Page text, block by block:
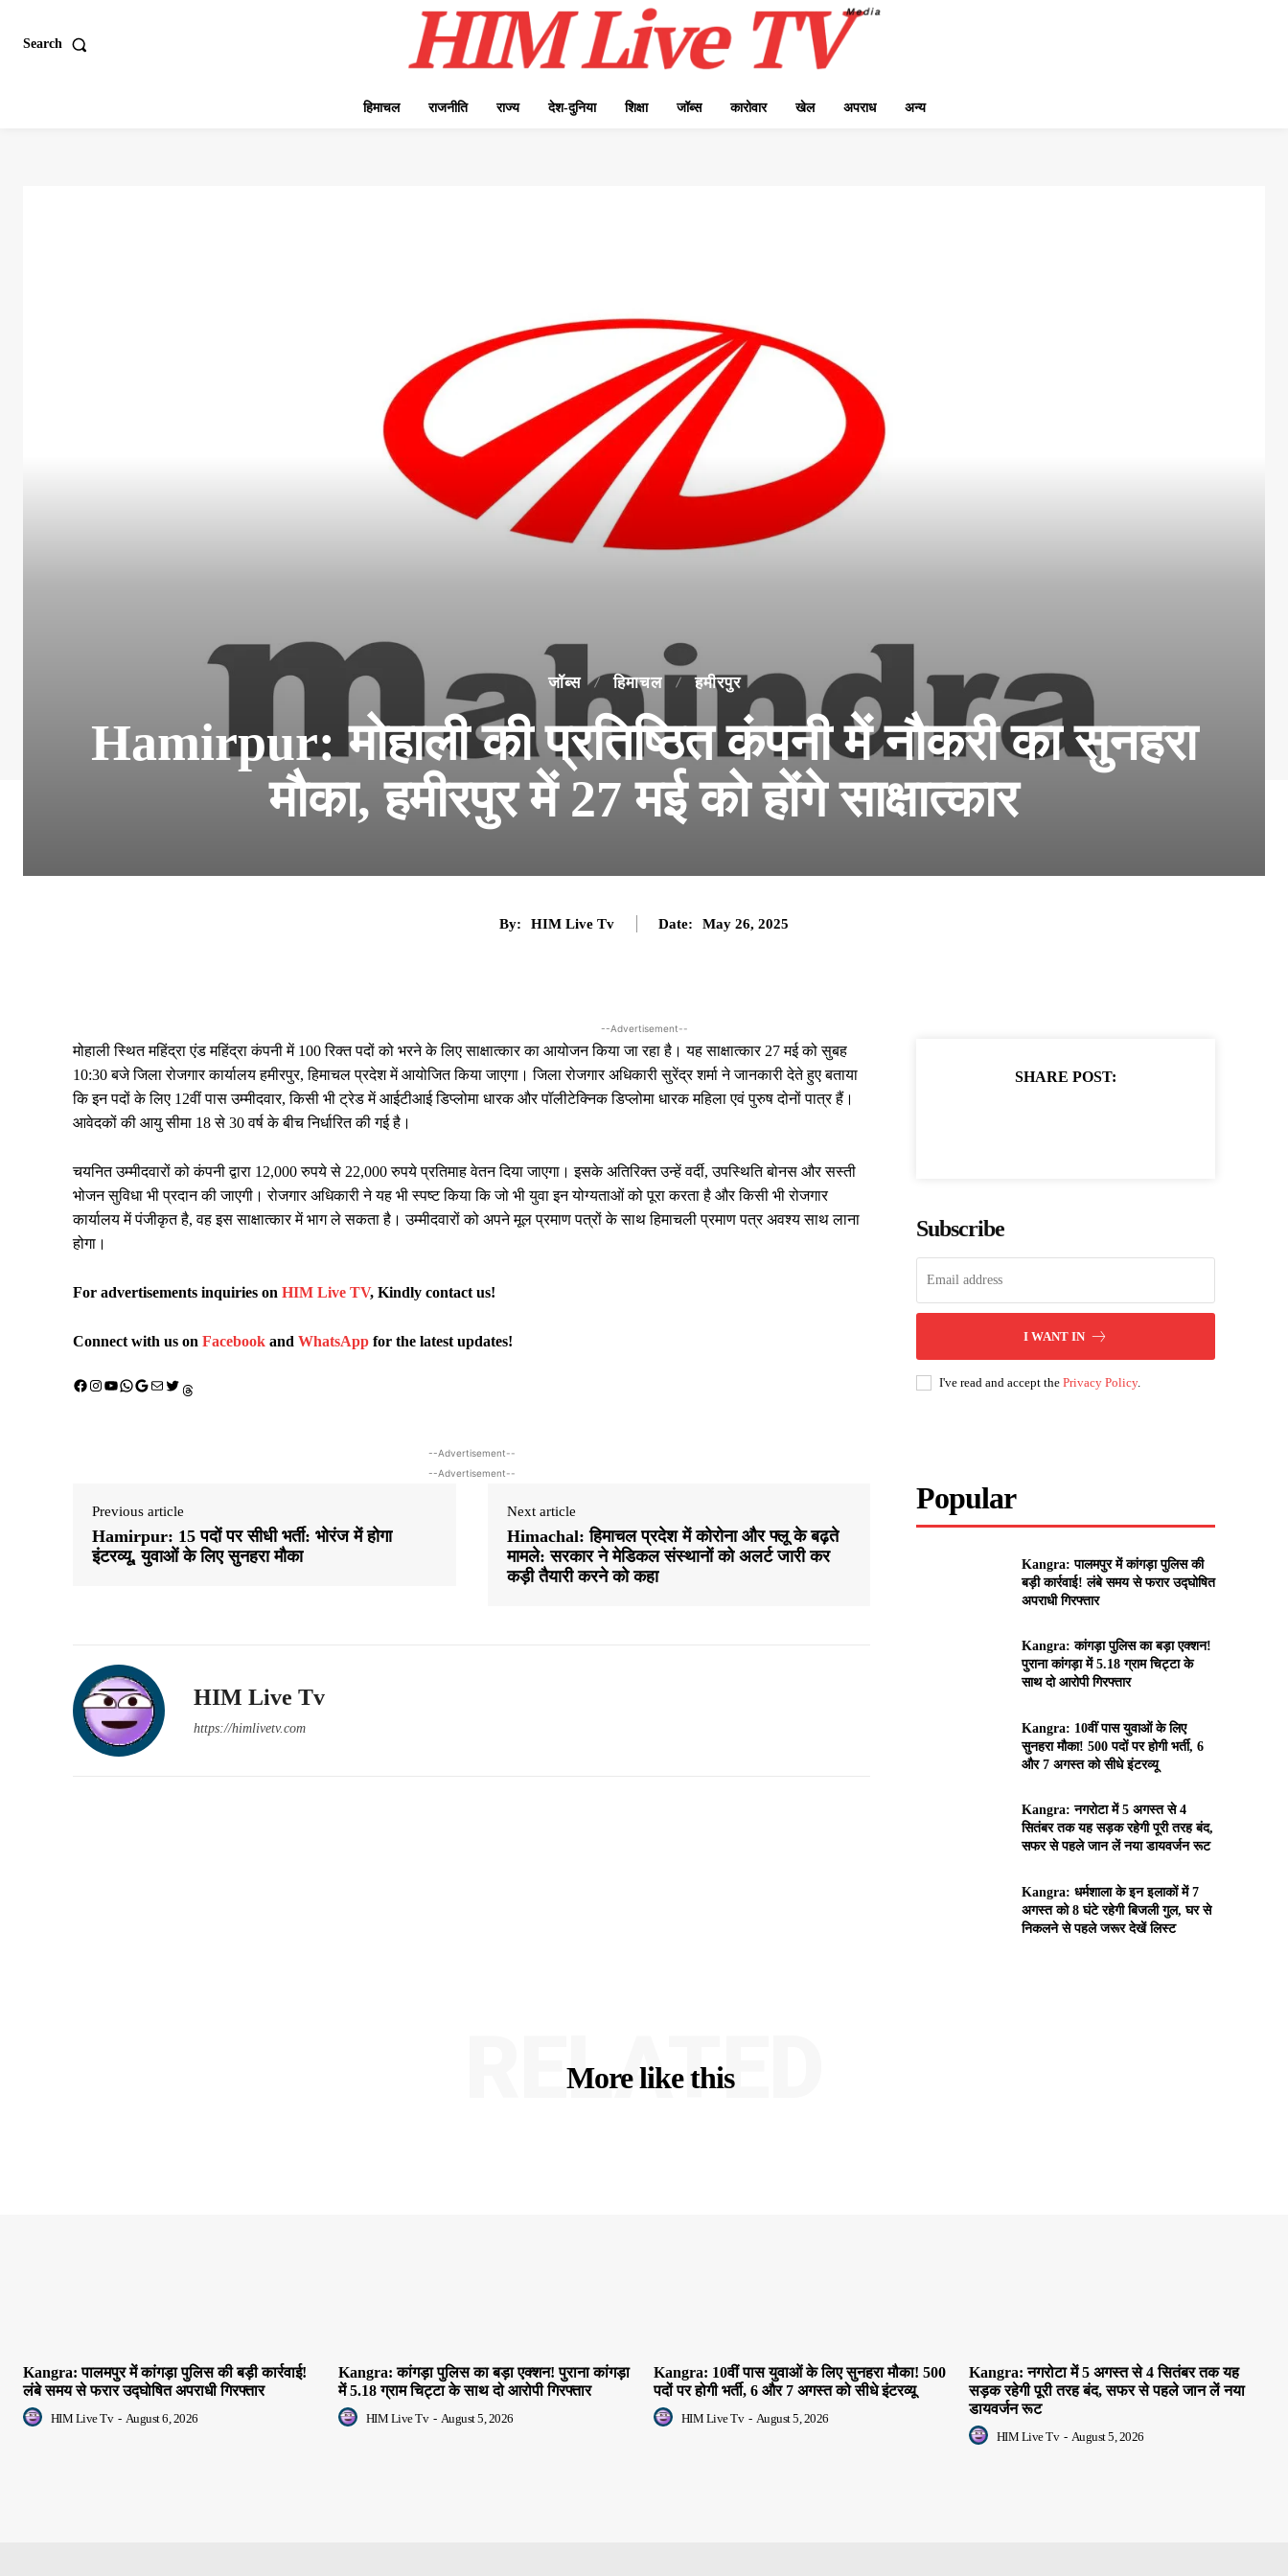
Search
हिमाचल राजनीति राज्य देश-दुनिया शिक्षा जॉब्स कारोवार खेल अपराध अन्य
जॉब्स हिमाचल हमीरपुर
Hamirpur: मोहाली की प्रतिष्ठित कंपनी में नौकरी का सुनहरा
मौका, हमीरपुर में 27 मई को होंगे साक्षात्कार
By: HIM Live Tv Date: May 26, 2025
--Advertisement--
मोहाली स्थित महिंद्रा एंड महिंद्रा कंपनी में 100 रिक्त पदों को भरने के लिए साक्षात्कार का आयोजन किया जा रहा है। यह साक्षात्कार 27 मई को सुबह
10:30 बजे जिला रोजगार कार्यालय हमीरपुर, हिमाचल प्रदेश में आयोजित किया जाएगा। जिला रोजगार अधिकारी सुरेंद्र शर्मा ने जानकारी देते हुए बताया
कि इन पदों के लिए 12वीं पास उम्मीदवार, किसी भी ट्रेड में आईटीआई डिप्लोमा धारक और पॉलीटेक्निक डिप्लोमा धारक महिला एवं पुरुष दोनों पात्र हैं।
आवेदकों की आयु सीमा 18 से 30 वर्ष के बीच निर्धारित की गई है।
चयनित उम्मीदवारों को कंपनी द्वारा 12,000 रुपये से 22,000 रुपये प्रतिमाह वेतन दिया जाएगा। इसके अतिरिक्त उन्हें वर्दी, उपस्थिति बोनस और सस्ती
भोजन सुविधा भी प्रदान की जाएगी। रोजगार अधिकारी ने यह भी स्पष्ट किया कि जो भी युवा इन योग्यताओं को पूरा करता है और किसी भी रोजगार
कार्यालय में पंजीकृत है, वह इस साक्षात्कार में भाग ले सकता है। उम्मीदवारों को अपने मूल प्रमाण पत्रों के साथ हिमाचली प्रमाण पत्र अवश्य साथ लाना
होगा।
For advertisements inquiries on HIM Live TV, Kindly contact us!
Connect with us on Facebook and WhatsApp for the latest updates!
Facebook Instagram YouTube WhatsApp Google Mail X (Twitter) Threads
--Advertisement--
--Advertisement--
Previous article
Hamirpur: 15 पदों पर सीधी भर्ती: भोरंज में होगा
इंटरव्यू, युवाओं के लिए सुनहरा मौका
Next article
Himachal: हिमाचल प्रदेश में कोरोना और फ्लू के बढ़ते
मामले: सरकार ने मेडिकल संस्थानों को अलर्ट जारी कर
कड़ी तैयारी करने को कहा
HIM Live Tv
https://himlivetv.com
SHARE POST:
Subscribe
I WANT IN
I've read and accept thePrivacy Policy.
Popular
Kangra: पालमपुर में कांगड़ा पुलिस की
बड़ी कार्रवाई! लंबे समय से फरार उद्घोषित
अपराधी गिरफ्तार
Kangra: कांगड़ा पुलिस का बड़ा एक्शन!
पुराना कांगड़ा में 5.18 ग्राम चिट्टा के
साथ दो आरोपी गिरफ्तार
Kangra: 10वीं पास युवाओं के लिए
सुनहरा मौका! 500 पदों पर होगी भर्ती, 6
और 7 अगस्त को सीधे इंटरव्यू
Kangra: नगरोटा में 5 अगस्त से 4
सितंबर तक यह सड़क रहेगी पूरी तरह बंद,
सफर से पहले जान लें नया डायवर्जन रूट
Kangra: धर्मशाला के इन इलाकों में 7
अगस्त को 8 घंटे रहेगी बिजली गुल, घर से
निकलने से पहले जरूर देखें लिस्ट
More like this
RELATED
Kangra: पालमपुर में कांगड़ा पुलिस की बड़ी कार्रवाई!
लंबे समय से फरार उद्घोषित अपराधी गिरफ्तार
HIM Live Tv - August 6, 2026
Kangra: कांगड़ा पुलिस का बड़ा एक्शन! पुराना कांगड़ा
में 5.18 ग्राम चिट्टा के साथ दो आरोपी गिरफ्तार
HIM Live Tv - August 5, 2026
Kangra: 10वीं पास युवाओं के लिए सुनहरा मौका! 500
पदों पर होगी भर्ती, 6 और 7 अगस्त को सीधे इंटरव्यू
HIM Live Tv - August 5, 2026
Kangra: नगरोटा में 5 अगस्त से 4 सितंबर तक यह
सड़क रहेगी पूरी तरह बंद, सफर से पहले जान लें नया
डायवर्जन रूट
HIM Live Tv - August 5, 2026